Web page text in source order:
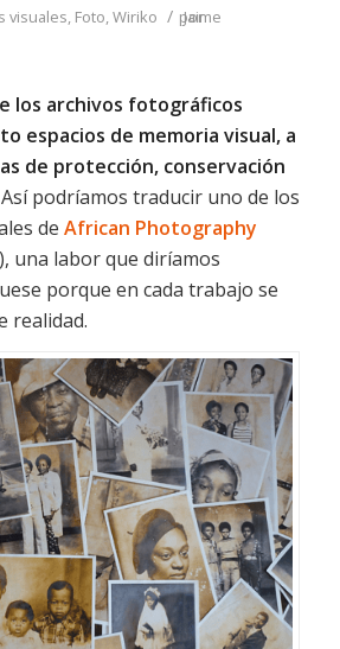
visuales, Foto,Wiriko / por
Jaime
los archivos fotográficos
espacios de memoria visual, a
de protección, conservación
Así podríamos traducir uno de los
de African Photography
una labor que diríamos
porque en cada trabajo se
realidad.